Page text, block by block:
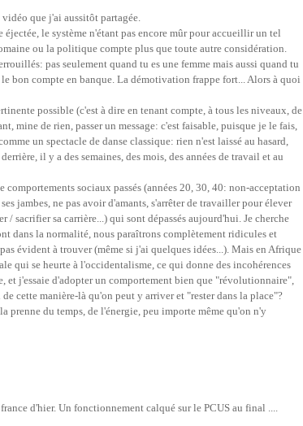
que j'ai aussitôt partagée.
le système n'étant pas encore mûr pour accueillir un tel
ou la politique compte plus que toute autre considération.
pas seulement quand tu es une femme mais aussi quand tu
bon compte en banque. La démotivation frappe fort... Alors à quoi
possible (c'est à dire en tenant compte, à tous les niveaux, de
mine de rien, passer un message: c'est faisable, puisque je le fais,
un spectacle de danse classique: rien n'est laissé au hasard,
il y a des semaines, des mois, des années de travail et au
comportements sociaux passés (années 20, 30, 40: non-acceptation
jambes, ne pas avoir d'amants, s'arrêter de travailler pour élever
sacrifier sa carrière...) qui sont dépassés aujourd'hui. Je cherche
dans la normalité, nous paraîtrons complètement ridicules et
évident à trouver (même si j'ai quelques idées...). Mais en Afrique
qui se heurte à l'occidentalisme, ce qui donne des incohérences
et j'essaie d'adopter un comportement bien que "révolutionnaire",
cette manière-là qu'on peut y arriver et "rester dans la place"?
prenne du temps, de l'énergie, peu importe même qu'on n'y
d'hier. Un fonctionnement calqué sur le PCUS au final ....